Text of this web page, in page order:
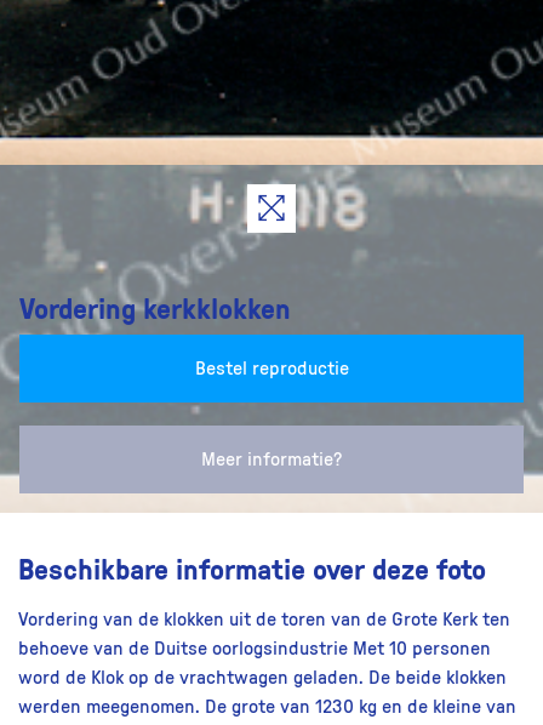
Vordering kerkklokken
Bestel reproductie
Meer informatie?
Beschikbare informatie over deze foto
Vordering van de klokken uit de toren van de Grote Kerk ten
behoeve van de Duitse oorlogsindustrie Met 10 personen
word de Klok op de vrachtwagen geladen. De beide klokken
werden meegenomen. De grote van 1230 kg en de kleine van